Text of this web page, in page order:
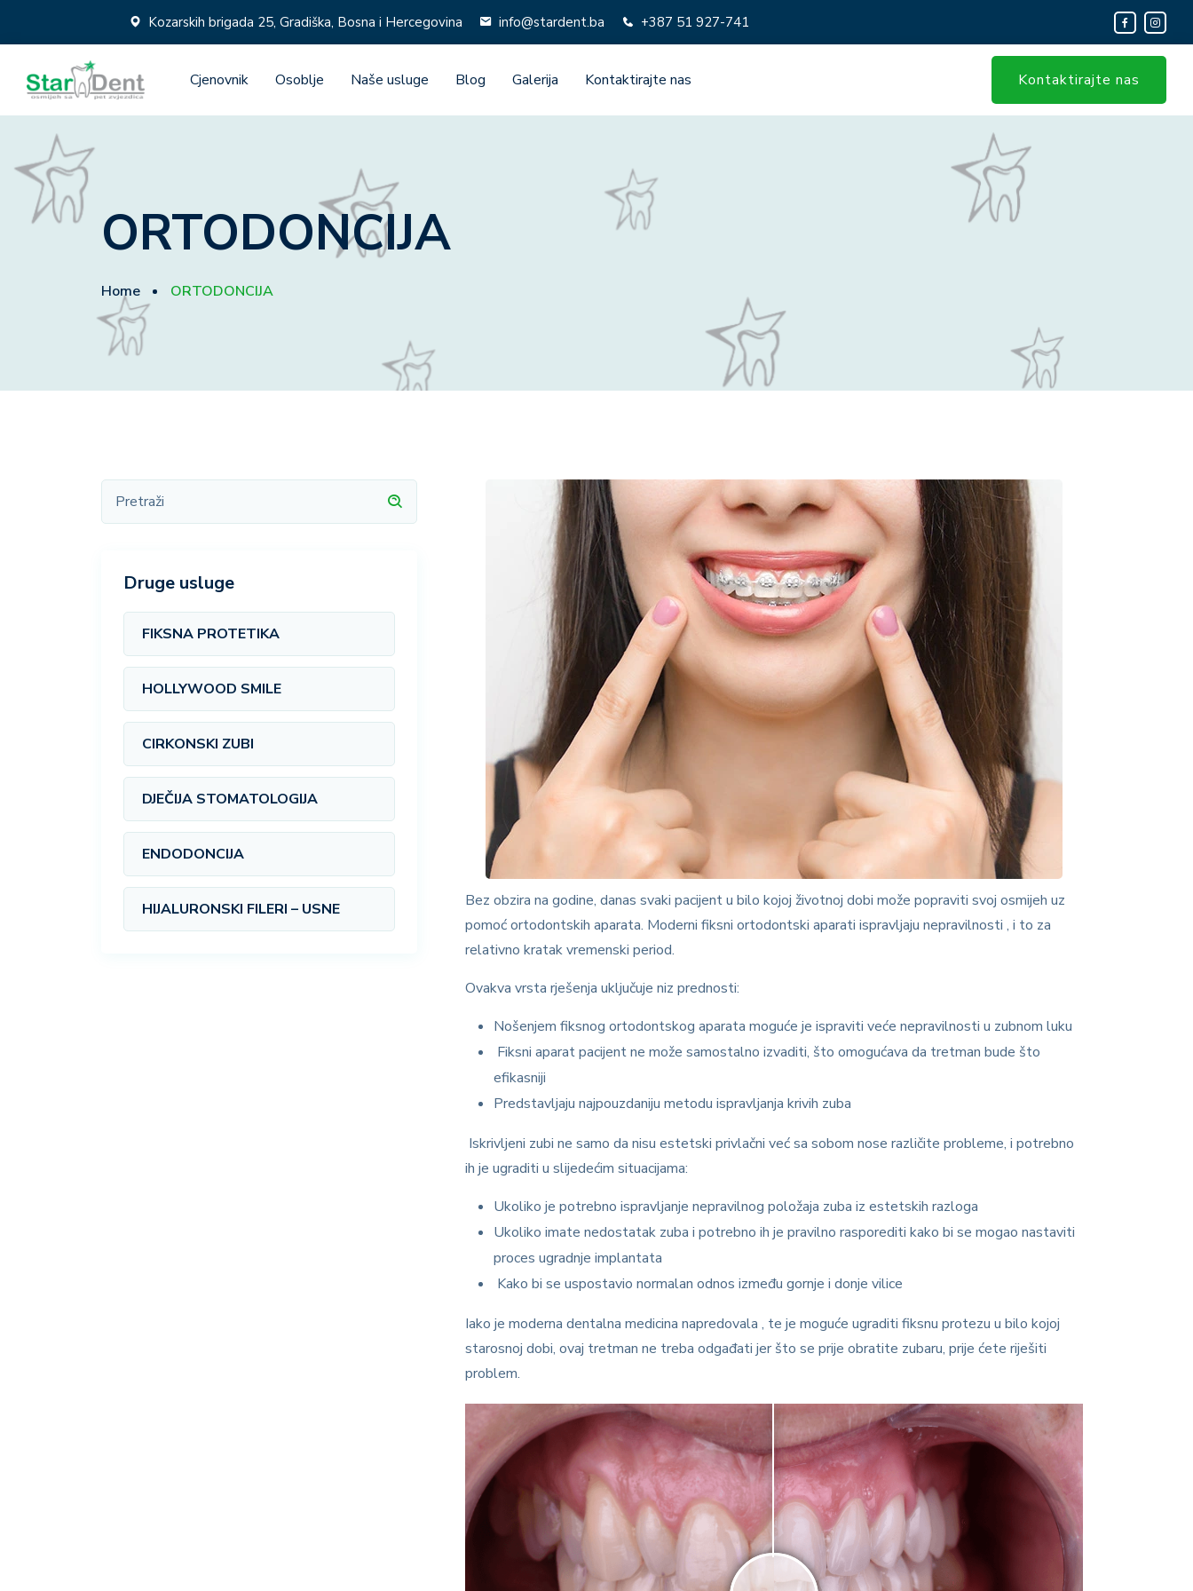
Kozarskih brigada 25, Gradiška, Bosna i Hercegovina info@stardent.ba +387 51 927-741
Cjenovnik Osoblje Naše usluge Blog Galerija Kontaktirajte nas Kontaktirajte nas
ORTODONCIJA
Home ORTODONCIJA
Druge usluge
FIKSNA PROTETIKA
HOLLYWOOD SMILE
CIRKONSKI ZUBI
DJEČIJA STOMATOLOGIJA
ENDODONCIJA
HIJALURONSKI FILERI – USNE
Bez obzira na godine, danas svaki pacijent u bilo kojoj životnoj dobi može popraviti svoj osmijeh uz
pomoć ortodontskih aparata. Moderni fiksni ortodontski aparati ispravljaju nepravilnosti , i to za
relativno kratak vremenski period.
Ovakva vrsta rješenja uključuje niz prednosti:
Nošenjem fiksnog ortodontskog aparata moguće je ispraviti veće nepravilnosti u zubnom luku
Fiksni aparat pacijent ne može samostalno izvaditi, što omogućava da tretman bude što
efikasniji
Predstavljaju najpouzdaniju metodu ispravljanja krivih zuba
Iskrivljeni zubi ne samo da nisu estetski privlačni već sa sobom nose različite probleme, i potrebno
ih je ugraditi u slijedećim situacijama:
Ukoliko je potrebno ispravljanje nepravilnog položaja zuba iz estetskih razloga
Ukoliko imate nedostatak zuba i potrebno ih je pravilno rasporediti kako bi se mogao nastaviti
proces ugradnje implantata
Kako bi se uspostavio normalan odnos između gornje i donje vilice
Iako je moderna dentalna medicina napredovala , te je moguće ugraditi fiksnu protezu u bilo kojoj
starosnoj dobi, ovaj tretman ne treba odgađati jer što se prije obratite zubaru, prije ćete riješiti
problem.